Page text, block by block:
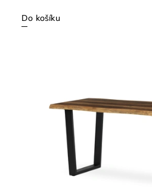
Do košíku